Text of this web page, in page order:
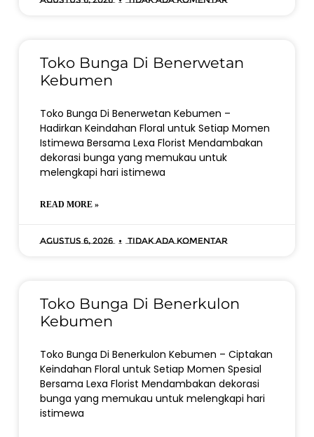
Toko Bunga Di Benerwetan
Kebumen
Toko Bunga Di Benerwetan Kebumen –
Hadirkan Keindahan Floral untuk Setiap Momen
Istimewa Bersama Lexa Florist Mendambakan
dekorasi bunga yang memukau untuk
melengkapi hari istimewa
READ MORE »
Agustus 6, 2026 Tidak ada komentar
Toko Bunga Di Benerkulon
Kebumen
Toko Bunga Di Benerkulon Kebumen – Ciptakan
Keindahan Floral untuk Setiap Momen Spesial
Bersama Lexa Florist Mendambakan dekorasi
bunga yang memukau untuk melengkapi hari
istimewa